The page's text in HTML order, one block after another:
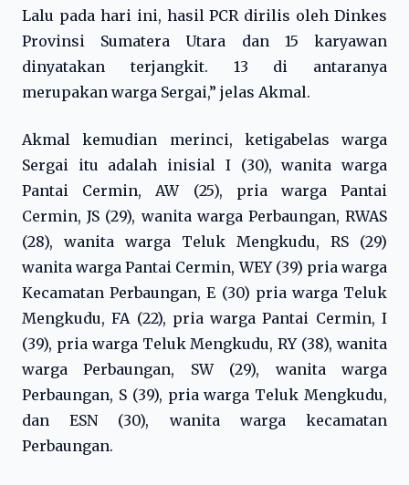
Lalu pada hari ini, hasil PCR dirilis oleh Dinkes
Provinsi Sumatera Utara dan 15 karyawan
dinyatakan terjangkit. 13 di antaranya
merupakan warga Sergai,” jelas Akmal.
Akmal kemudian merinci, ketigabelas warga
Sergai itu adalah inisial I (30), wanita warga
Pantai Cermin, AW (25), pria warga Pantai
Cermin, JS (29), wanita warga Perbaungan, RWAS
(28), wanita warga Teluk Mengkudu, RS (29)
wanita warga Pantai Cermin, WEY (39) pria warga
Kecamatan Perbaungan, E (30) pria warga Teluk
Mengkudu, FA (22), pria warga Pantai Cermin, I
(39), pria warga Teluk Mengkudu, RY (38), wanita
warga Perbaungan, SW (29), wanita warga
Perbaungan, S (39), pria warga Teluk Mengkudu,
dan ESN (30), wanita warga kecamatan
Perbaungan.